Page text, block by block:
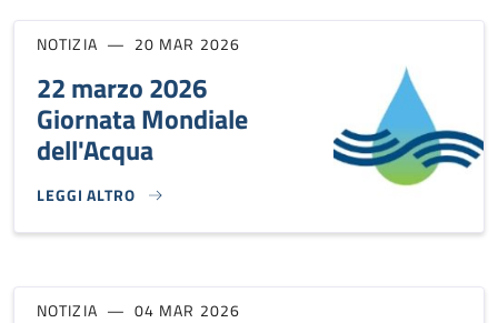
NOTIZIA 20 MAR 2026
22 marzo 2026
Giornata Mondiale
dell'Acqua
LEGGI ALTRO
22 MARZO 2026 GIORNATA MONDIALE DELL'ACQUA}
NOTIZIA 04 MAR 2026